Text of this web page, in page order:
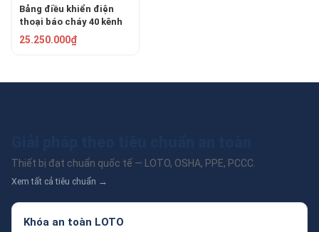
Bảng điều khiển điện
thoại báo cháy 40 kênh
GST-FT40N
25.250.000₫
Thiết bị đạt chuẩn quốc tế — LOTO, OSHA, PPE, PCCC.
Xem tất cả tiêu chuẩn →
Khóa an toàn LOTO